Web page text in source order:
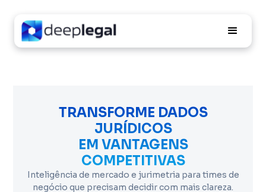
TRANSFORME DADOS
JURÍDICOS
EM VANTAGENS
COMPETITIVAS
Inteligência de mercado e jurimetria para times de
negócio que precisam decidir com mais clareza.